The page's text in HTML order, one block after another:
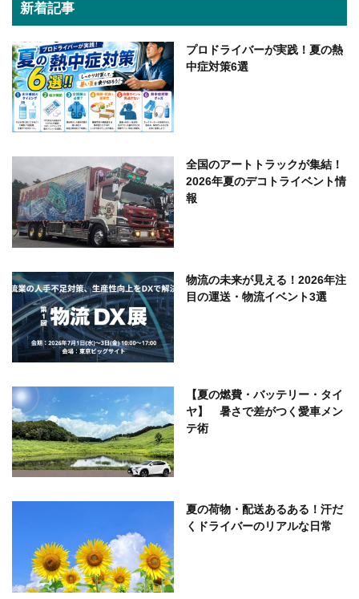
新着記事
プロドライバーが実践！夏の熱
中症対策6選
全国のアートトラックが集結！
2026年夏のデコトライベント情
報
物流の未来が見える！2026年注
目の運送・物流イベント3選
【夏の燃費・バッテリー・タイ
ヤ】 暑さで差がつく愛車メン
テ術
夏の荷物・配送あるある！汗だ
くドライバーのリアルな日常